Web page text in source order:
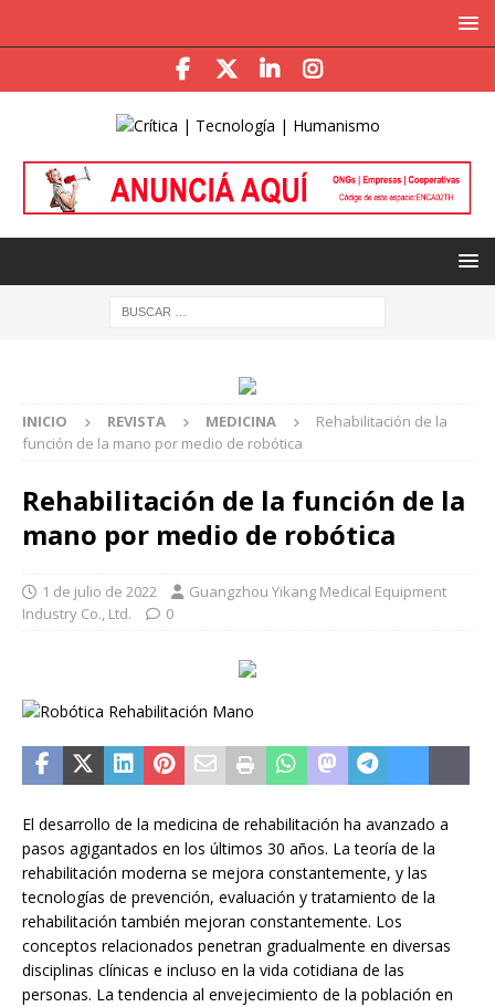
INICIO REVISTA MEDICINA
Rehabilitación de la
función de la mano por medio de robótica
Rehabilitación de la función de la
mano por medio de robótica
1 de julio de 2022
Guangzhou Yikang Medical Equipment
Industry Co., Ltd.
0
El desarrollo de la medicina de rehabilitación ha avanzado a
pasos agigantados en los últimos 30 años. La teoría de la
rehabilitación moderna se mejora constantemente, y las
tecnologías de prevención, evaluación y tratamiento de la
rehabilitación también mejoran constantemente. Los
conceptos relacionados penetran gradualmente en diversas
disciplinas clínicas e incluso en la vida cotidiana de las
personas. La tendencia al envejecimiento de la población en